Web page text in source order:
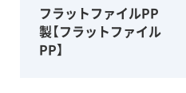
フラットファイルPP
製【フラットファイル
PP】